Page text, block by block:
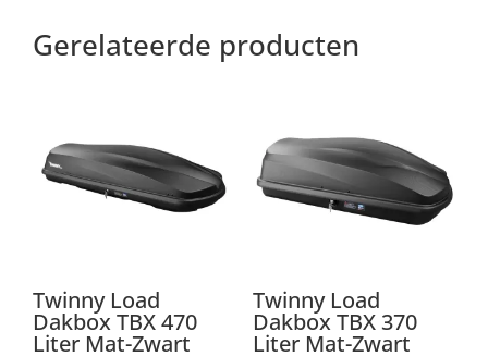
Gerelateerde producten
Twinny Load
Dakbox TBX 470
Liter Mat-Zwart
Twinny Load
Dakbox TBX 370
Liter Mat-Zwart